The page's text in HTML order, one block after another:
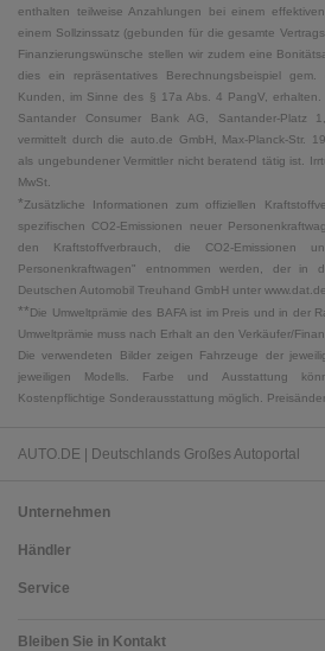
enthalten teilweise Anzahlungen bei einem
einem Sollzinssatz (gebunden für die gesamte
Finanzierungswünsche stellen wir zudem eine
dies ein repräsentatives Berechnungsbeispiel
Kunden, im Sinne des § 17a Abs. 4 PangV,
Santander Consumer Bank AG, Santander-Platz
vermittelt durch die auto.de GmbH, Max-Planck-Str.
als ungebundener Vermittler nicht beratend tätig ist.
MwSt.
*Zusätzliche Informationen zum offiziellen
spezifischen CO2-Emissionen neuer
den Kraftstoffverbrauch, die CO2-Emissionen
Personenkraftwagen" entnommen werden, der in
Deutschen Automobil Treuhand GmbH unter
**Die Umweltprämie des BAFA ist im Preis und in der
Umweltprämie muss nach Erhalt an den Verkäufer/
Die verwendeten Bilder zeigen Fahrzeuge der
jeweiligen Modells. Farbe und Ausstattung
Kostenpflichtige Sonderausstattung möglich.
AUTO.DE | Deutschlands Großes Autoportal
Unternehmen
Händler
Service
Bleiben Sie in Kontakt